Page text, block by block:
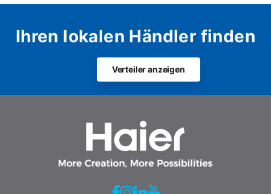
Ihren lokalen Händler finden
Verteiler anzeigen